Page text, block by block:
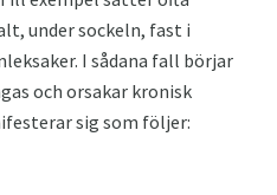
under sockeln, fast i
I sådana fall börjar
och orsakar kronisk
sig som följer: